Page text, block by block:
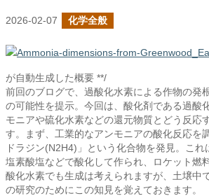
2026-02-07 化学全般
が自動生成した概要 **/
前回のブログで、過酸化水素による作物の発
の可能性を提示。今回は、酸化剤である過酸
モニアや硫化水素などの還元物質とどう反応
す。まず、工業的なアンモニアの酸化反応を
ドラジン(N2H4)」という化合物を発見。これ
塩素酸塩などで酸化して作られ、ロケット燃
酸化水素でも生成は考えられますが、土壌中
の研究のためにこの知見を覚えておきます。